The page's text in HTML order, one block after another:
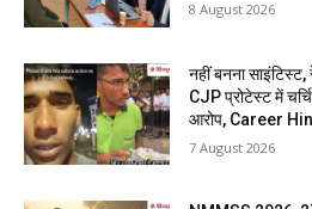
8 August 2026
नहीं बनना साइंटिस्ट,
CJP प्रोटेस्ट में
आरोप, Career
7 August 2026